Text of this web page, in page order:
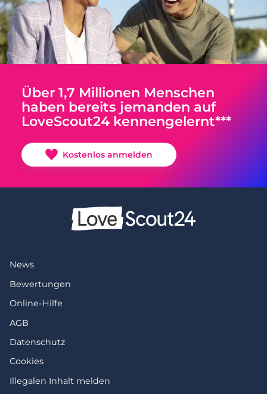
Über 1,7 Millionen Menschen
haben bereits jemanden auf
LoveScout24 kennengelernt***
Kostenlos anmelden
News
Bewertungen
Online-Hilfe
AGB
Datenschutz
Cookies
Illegalen Inhalt melden